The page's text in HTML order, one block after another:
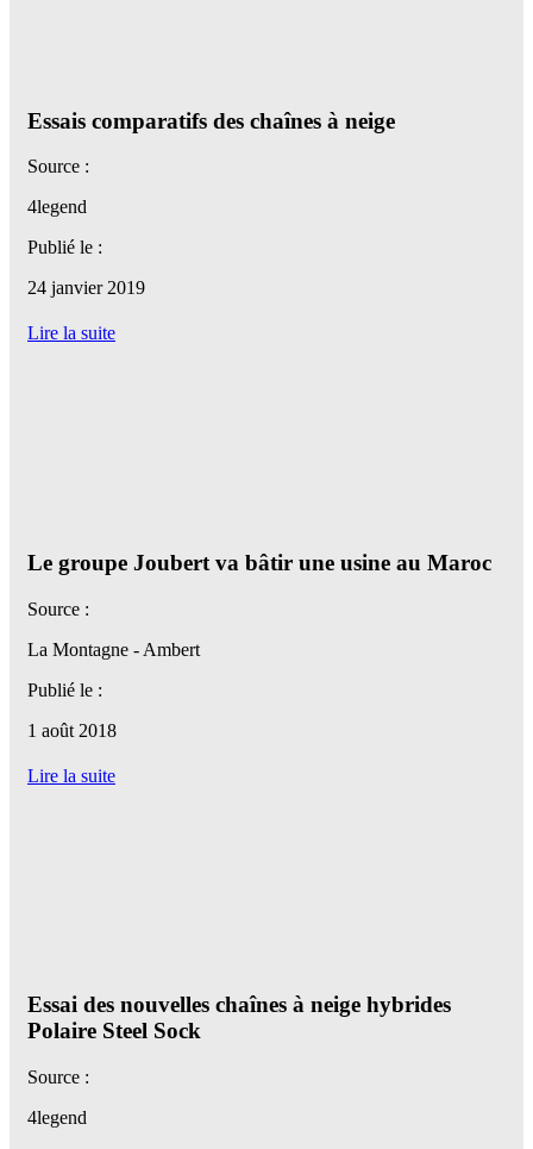
Essais comparatifs des chaînes à neige
Source :
4legend
Publié le :
24 janvier 2019
Lire la suite
Le groupe Joubert va bâtir une usine au Maroc
Source :
La Montagne - Ambert
Publié le :
1 août 2018
Lire la suite
Essai des nouvelles chaînes à neige hybrides
Polaire Steel Sock
Source :
4legend